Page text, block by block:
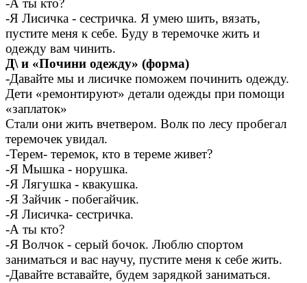
-А ты кто?
-Я Лисичка - сестричка. Я умею шить, вязать,
пустите меня к себе. Буду в теремочке жить и
одежду вам чинить.
Д\ и «Почини одежду» (форма)
-Давайте мы и лисичке поможем починить одежду.
Дети «ремонтируют» детали одежды при помощи
«заплаток»
Стали они жить вчетвером. Волк по лесу пробегал
теремочек увидал.
-Терем- теремок, кто в тереме живет?
-Я Мышка - норушка.
-Я Лягушка - квакушка.
-Я Зайчик - побегайчик.
-Я Лисичка- сестричка.
-А ты кто?
-Я Волчок - серый бочок. Люблю спортом
заниматься и вас научу, пустите меня к себе жить.
-Давайте вставайте, будем зарядкой заниматься.